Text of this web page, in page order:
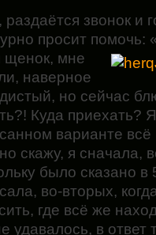
раздаётся звонок и
просит помочь:
щенок, мне
наверное
но сейчас
Куда приехать?
варианте
скажу, я сначала,
было сказано
во-вторых,
где всё же
удавалось, в ответ